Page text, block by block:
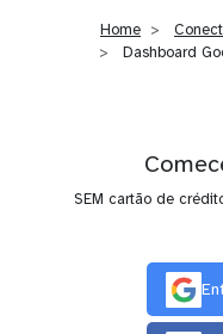
Home
Dashboard
SEM cartão de